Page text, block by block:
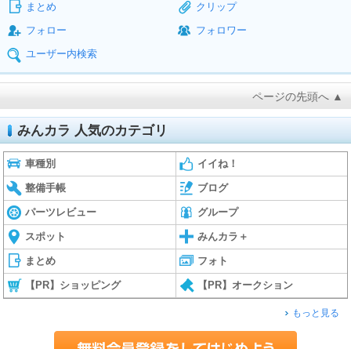
まとめ
クリップ
フォロー
フォロワー
ユーザー内検索
ページの先頭へ ▲
みんカラ 人気のカテゴリ
車種別 イイね！
整備手帳 ブログ
パーツレビュー グループ
スポット みんカラ＋
まとめ フォト
【PR】ショッピング 【PR】オークション
もっと見る